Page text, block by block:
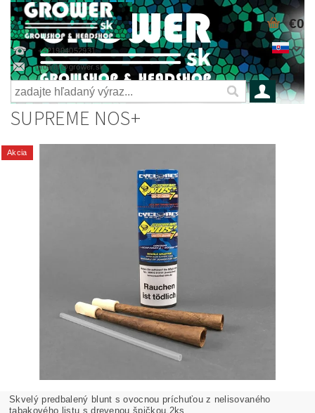
+421904052931
grower@grower.sk
€0
SUPREME NOS+
Akcia
Skvelý predbalený blunt s ovocnou príchuťou z nelisovaného
tabakového listu s drevenou špičkou.2ks